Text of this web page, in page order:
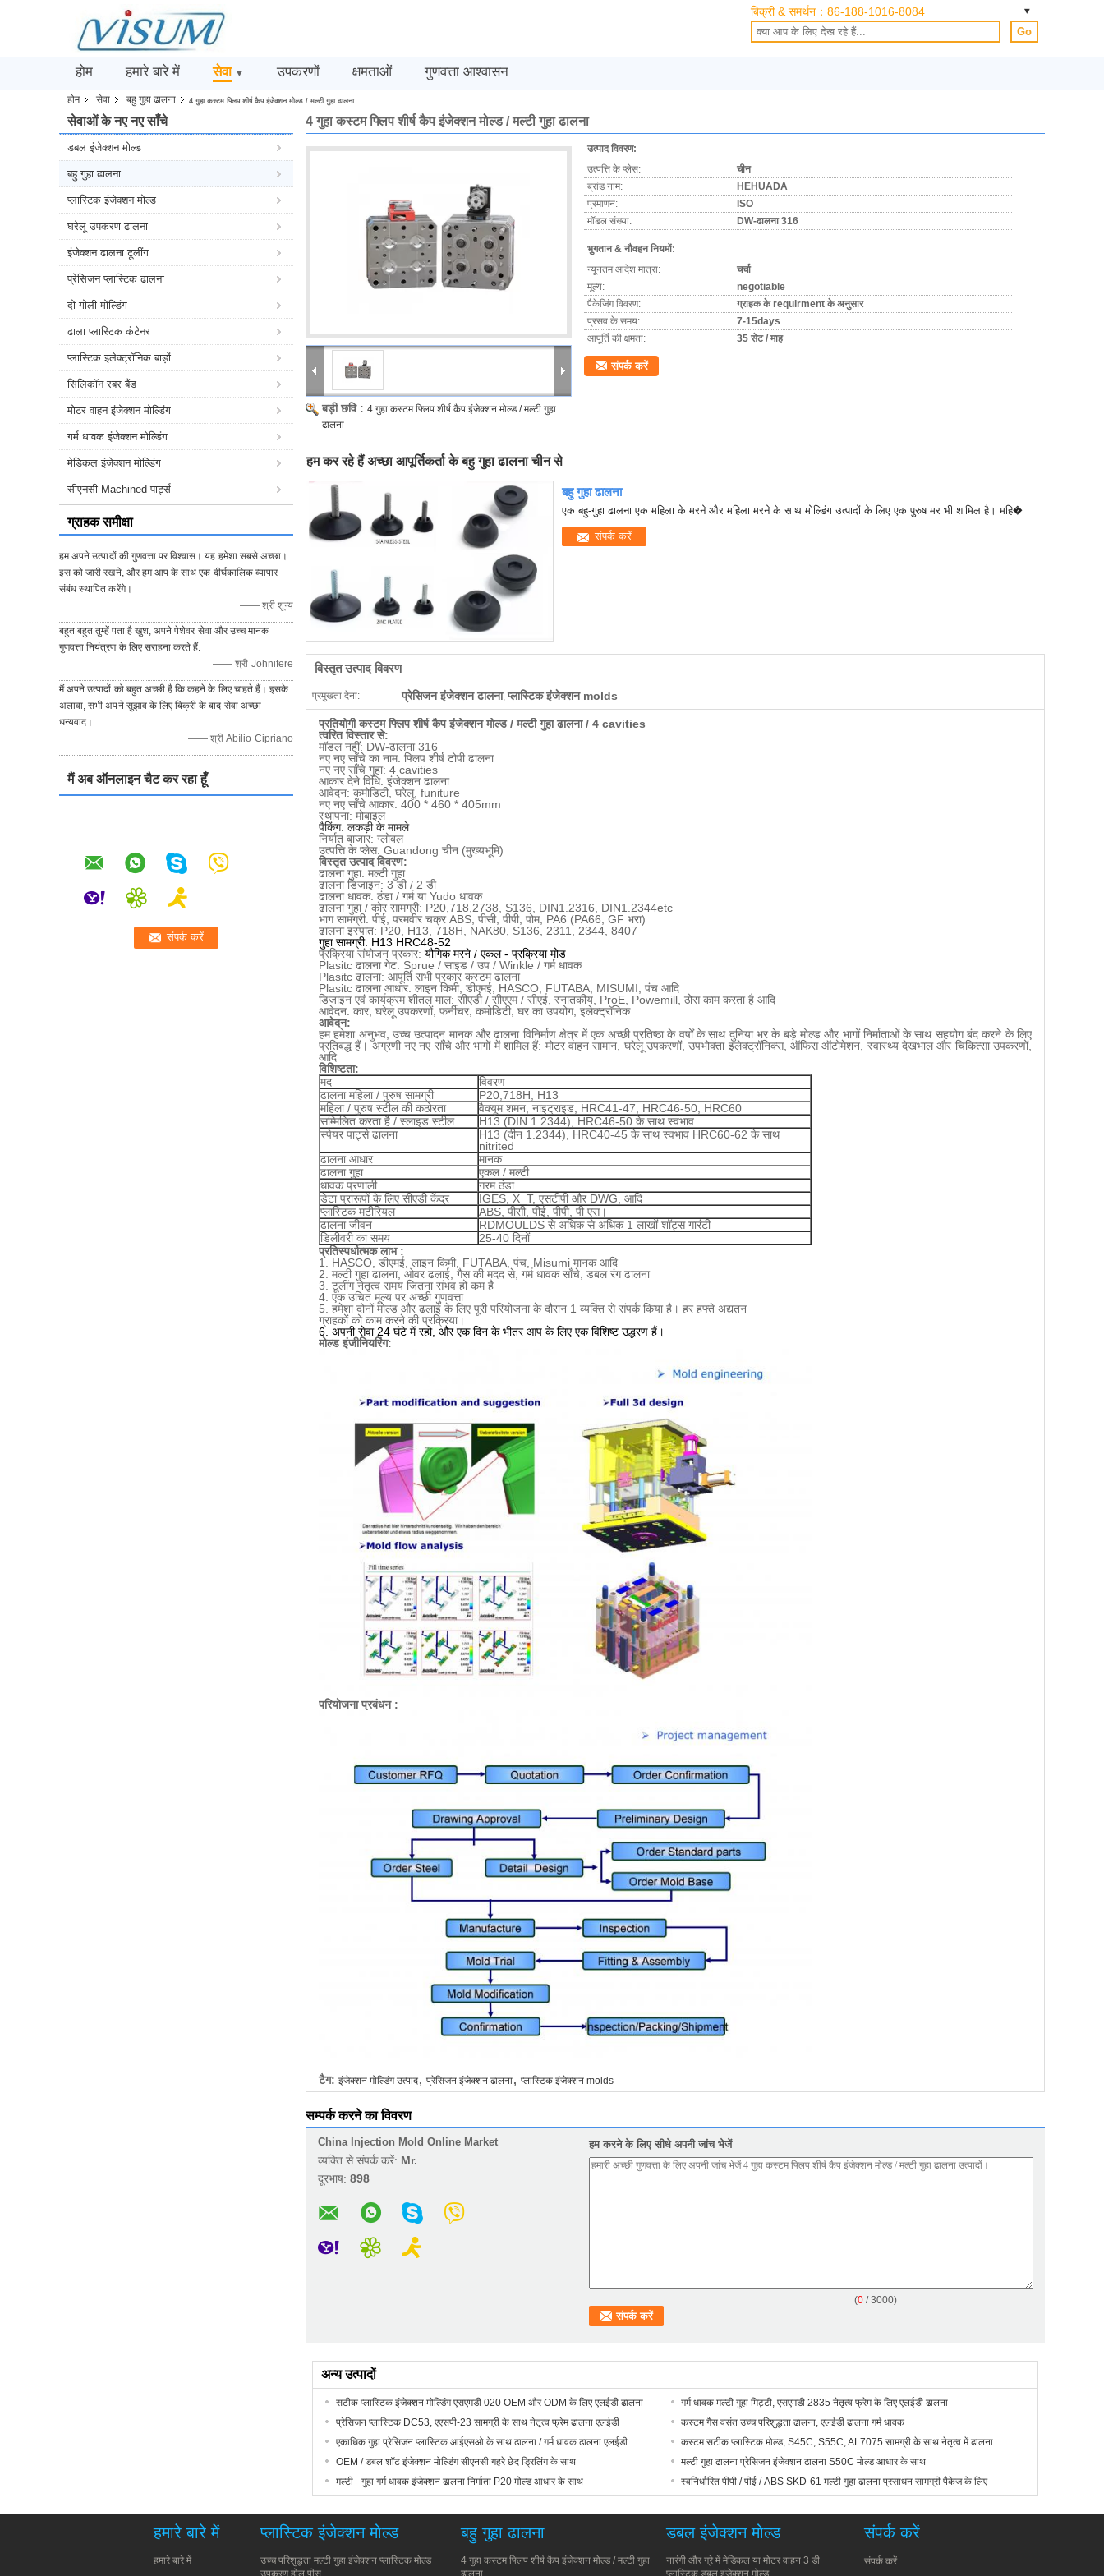
बिक्री & समर्थन： 86-188-1016-8084
Go
होम हमारे बारे में सेवा ▼ उपकरणों क्षमताओं गुणवत्ता आश्वासन
होम सेवा बहु गुहा ढालना 4 गुहा कस्टम फ्लिप शीर्ष कैप इंजेक्शन मोल्ड / मल्टी गुहा ढालना
सेवाओं के नए नए साँचे
डबल इंजेक्शन मोल्ड
बहु गुहा ढालना
प्लास्टिक इंजेक्शन मोल्ड
घरेलू उपकरण ढालना
इंजेक्शन ढालना टूलींग
प्रेसिजन प्लास्टिक ढालना
दो गोली मोल्डिंग
ढाला प्लास्टिक कंटेनर
प्लास्टिक इलेक्ट्रॉनिक बाड़ों
सिलिकॉन रबर बैंड
मोटर वाहन इंजेक्शन मोल्डिंग
गर्म धावक इंजेक्शन मोल्डिंग
मेडिकल इंजेक्शन मोल्डिंग
सीएनसी Machined पार्ट्स
ग्राहक समीक्षा
हम अपने उत्पादों की गुणवत्ता पर विश्वास। यह हमेशा सबसे अच्छा।
इस को जारी रखने, और हम आप के साथ एक दीर्घकालिक व्यापार
संबंध स्थापित करेंगे।
—— श्री शून्य
बहुत बहुत तुम्हें पता है खुश, अपने पेशेवर सेवा और उच्च मानक
गुणवत्ता नियंत्रण के लिए सराहना करते हैं.
—— श्री Johnifere
मैं अपने उत्पादों को बहुत अच्छी है कि कहने के लिए चाहते हैं। इसके
अलावा, सभी अपने सुझाव के लिए बिक्री के बाद सेवा अच्छा
धन्यवाद।
—— श्री Abílio Cipriano
मैं अब ऑनलाइन चैट कर रहा हूँ
4 गुहा कस्टम फ्लिप शीर्ष कैप इंजेक्शन मोल्ड / मल्टी गुहा ढालना
बड़ी छवि : 4 गुहा कस्टम फ्लिप शीर्ष कैप इंजेक्शन मोल्ड / मल्टी गुहा
ढालना
उत्पाद विवरण:
उत्पत्ति के प्लेस:
चीन
ब्रांड नाम:
HEHUADA
प्रमाणन:
ISO
मॉडल संख्या:
DW-ढालना 316
भुगतान & नौवहन नियमों:
न्यूनतम आदेश मात्रा:
चर्चा
मूल्य:
negotiable
पैकेजिंग विवरण:
ग्राहक के requirment के अनुसार
प्रसव के समय:
7-15days
आपूर्ति की क्षमता:
35 सेट / माह
संपर्क करें
हम कर रहे हैं अच्छा आपूर्तिकर्ता के बहु गुहा ढालना चीन से
बहु गुहा ढालना
एक बहु-गुहा ढालना एक महिला के मरने और महिला मरने के साथ मोल्डिंग उत्पादों के लिए एक पुरुष मर भी शामिल है। महि�
संपर्क करें
विस्तृत उत्पाद विवरण
प्रमुखता देना: प्रेसिजन इंजेक्शन ढालना, प्लास्टिक इंजेक्शन molds
प्रतियोगी कस्टम फ्लिप शीर्ष कैप इंजेक्शन मोल्ड / मल्टी गुहा ढालना / 4 cavities
त्वरित विस्तार से:
मॉडल नहीं: DW-ढालना 316
नए नए साँचे का नाम: फ्लिप शीर्ष टोपी ढालना
नए नए साँचे गुहा: 4 cavities
आकार देने विधि: इंजेक्शन ढालना
आवेदन: कमोडिटी, घरेलू, funiture
नए नए साँचे आकार: 400 * 460 * 405mm
स्थापना: मोबाइल
पैकिंग: लकड़ी के मामले
निर्यात बाजार: ग्लोबल
उत्पत्ति के प्लेस: Guandong चीन (मुख्यभूमि)
विस्तृत उत्पाद विवरण:
ढालना गुहा: मल्टी गुहा
ढालना डिजाइन: 3 डी / 2 डी
ढालना धावक: ठंडा / गर्म या Yudo धावक
ढालना गुहा / कोर सामग्री: P20,718,2738, S136, DIN1.2316, DIN1.2344etc
भाग सामग्री: पीई, परमवीर चक्र ABS, पीसी, पीपी, पोम, PA6 (PA66, GF भरा)
ढालना इस्पात: P20, H13, 718H, NAK80, S136, 2311, 2344, 8407
गुहा सामग्री: H13 HRC48-52
प्रक्रिया संयोजन प्रकार: यौगिक मरने / एकल - प्रक्रिया मोड
Plasitc ढालना गेट: Sprue / साइड / उप / Winkle / गर्म धावक
Plasitc ढालना: आपूर्ति सभी प्रकार कस्टम ढालना
Plasitc ढालना आधार: लाइन किमी, डीएमई, HASCO, FUTABA, MISUMI, पंच आदि
डिजाइन एवं कार्यक्रम शीतल माल: सीएडी / सीएएम / सीएई, स्नातकीय, ProE, Powemill, ठोस काम करता है आदि
आवेदन: कार, घरेलू उपकरणों, फर्नीचर, कमोडिटी, घर का उपयोग, इलेक्ट्रॉनिक
आवेदन:
हम हमेशा अनुभव, उच्च उत्पादन मानक और ढालना विनिर्माण क्षेत्र में एक अच्छी प्रतिष्ठा के वर्षों के साथ दुनिया भर के बड़े मोल्ड और भागों निर्माताओं के साथ सहयोग बंद करने के लिए
प्रतिबद्ध हैं। अग्रणी नए नए साँचे और भागों में शामिल हैं: मोटर वाहन सामान, घरेलू उपकरणों, उपभोक्ता इलेक्ट्रॉनिक्स, ऑफिस ऑटोमेशन, स्वास्थ्य देखभाल और चिकित्सा उपकरणों,
आदि
विशिष्टता:
मद
विवरण
ढालना महिला / पुरुष सामग्री
P20,718H, H13
महिला / पुरुष स्टील की कठोरता
वैक्यूम शमन, नाइट्राइड, HRC41-47, HRC46-50, HRC60
सम्मिलित करता है / स्लाइड स्टील
H13 (DIN.1.2344), HRC46-50 के साथ स्वभाव
स्पेयर पार्ट्स ढालना
H13 (दीन 1.2344), HRC40-45 के साथ स्वभाव HRC60-62 के साथ
nitrited
ढालना आधार
मानक
ढालना गुहा
एकल / मल्टी
धावक प्रणाली
गरम ठंडा
डेटा प्रारूपों के लिए सीएडी केंद्र
IGES, X_T, एसटीपी और DWG, आदि
प्लास्टिक मटीरियल
ABS, पीसी, पीई, पीपी, पी एस।
ढालना जीवन
RDMOULDS से अधिक से अधिक 1 लाखों शॉट्स गारंटी
डिलीवरी का समय
25-40 दिनों
प्रतिस्पर्धात्मक लाभ :
1. HASCO, डीएमई, लाइन किमी, FUTABA, पंच, Misumi मानक आदि
2. मल्टी गुहा ढालना, ओवर ढलाई, गैस की मदद से, गर्म धावक साँचे, डबल रंग ढालना
3. टूलींग नेतृत्व समय जितना संभव हो कम है
4. एक उचित मूल्य पर अच्छी गुणवत्ता
5. हमेशा दोनों मोल्ड और ढलाई के लिए पूरी परियोजना के दौरान 1 व्यक्ति से संपर्क किया है। हर हफ्ते अद्यतन
ग्राहकों को काम करने की प्रक्रिया।
6. अपनी सेवा 24 घंटे में रहो, और एक दिन के भीतर आप के लिए एक विशिष्ट उद्धरण हैं।
मोल्ड इंजीनियरिंग:
परियोजना प्रबंधन :
टैग: इंजेक्शन मोल्डिंग उत्पाद, प्रेसिजन इंजेक्शन ढालना, प्लास्टिक इंजेक्शन molds
सम्पर्क करने का विवरण
China Injection Mold Online Market
व्यक्ति से संपर्क करें: Mr.
दूरभाष: 898
हम करने के लिए सीधे अपनी जांच भेजें
(0 / 3000)
अन्य उत्पादों
सटीक प्लास्टिक इंजेक्शन मोल्डिंग एसएमडी 020 OEM और ODM के लिए एलईडी ढालना
गर्म धावक मल्टी गुहा मिट्टी, एसएमडी 2835 नेतृत्व फ्रेम के लिए एलईडी ढालना
प्रेसिजन प्लास्टिक DC53, एएसपी-23 सामग्री के साथ नेतृत्व फ्रेम ढालना एलईडी
कस्टम गैस वसंत उच्च परिशुद्धता ढालना, एलईडी ढालना गर्म धावक
एकाधिक गुहा प्रेसिजन प्लास्टिक आईएसओ के साथ ढालना / गर्म धावक ढालना एलईडी
कस्टम सटीक प्लास्टिक मोल्ड, S45C, S55C, AL7075 सामग्री के साथ नेतृत्व में ढालना
OEM / डबल शॉट इंजेक्शन मोल्डिंग सीएनसी गहरे छेद ड्रिलिंग के साथ
मल्टी गुहा ढालना प्रेसिजन इंजेक्शन ढालना S50C मोल्ड आधार के साथ
मल्टी - गुहा गर्म धावक इंजेक्शन ढालना निर्माता P20 मोल्ड आधार के साथ
स्वनिर्धारित पीपी / पीई / ABS SKD-61 मल्टी गुहा ढालना प्रसाधन सामग्री पैकेज के लिए
हमारे बारे में
हमारे बारे में
प्लास्टिक इंजेक्शन मोल्ड
उच्च परिशुद्धता मल्टी गुहा इंजेक्शन प्लास्टिक मोल्ड
उपकरण होल पीस
बहु गुहा ढालना
4 गुहा कस्टम फ्लिप शीर्ष कैप इंजेक्शन मोल्ड / मल्टी गुहा
ढालना
डबल इंजेक्शन मोल्ड
नारंगी और ग्रे में मेडिकल या मोटर वाहन 3 डी
प्लास्टिक डबल इंजेक्शन मोल्ड
संपर्क करें
संपर्क करें